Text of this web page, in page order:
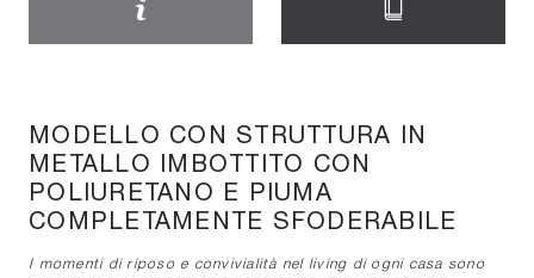
MODELLO CON STRUTTURA IN
METALLO IMBOTTITO CON
POLIURETANO E PIUMA
COMPLETAMENTE SFODERABILE
I momenti di riposo e convivialità nel living di ogni casa sono